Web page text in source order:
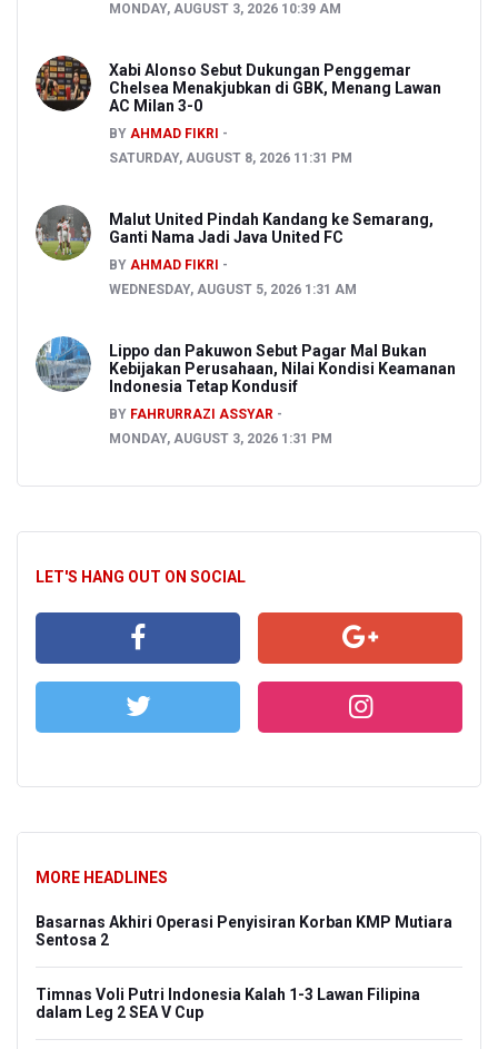
MONDAY, AUGUST 3, 2026 10:39 AM
Xabi Alonso Sebut Dukungan Penggemar
Chelsea Menakjubkan di GBK, Menang Lawan
AC Milan 3-0
BY AHMAD FIKRI
SATURDAY, AUGUST 8, 2026 11:31 PM
Malut United Pindah Kandang ke Semarang,
Ganti Nama Jadi Java United FC
BY AHMAD FIKRI
WEDNESDAY, AUGUST 5, 2026 1:31 AM
Lippo dan Pakuwon Sebut Pagar Mal Bukan
Kebijakan Perusahaan, Nilai Kondisi Keamanan
Indonesia Tetap Kondusif
BY FAHRURRAZI ASSYAR
MONDAY, AUGUST 3, 2026 1:31 PM
LET'S HANG OUT ON SOCIAL
MORE HEADLINES
Basarnas Akhiri Operasi Penyisiran Korban KMP Mutiara
Sentosa 2
Timnas Voli Putri Indonesia Kalah 1-3 Lawan Filipina
dalam Leg 2 SEA V Cup